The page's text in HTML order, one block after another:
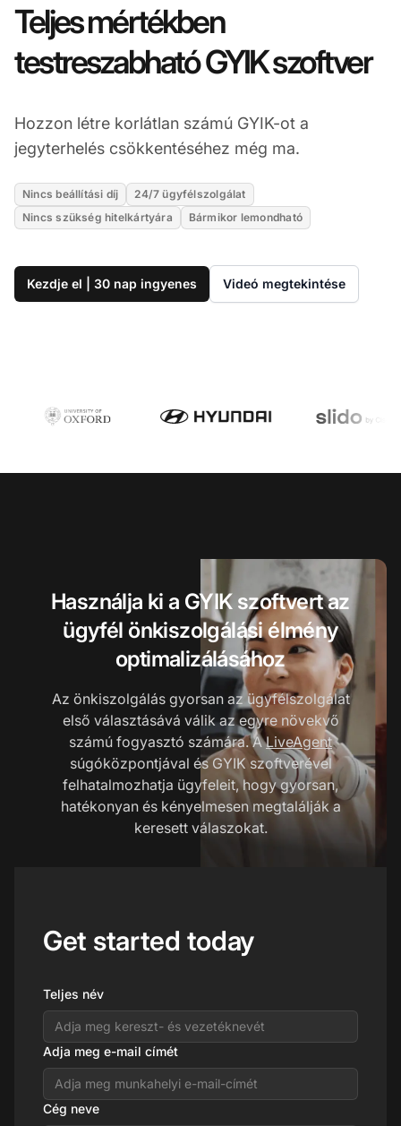
Teljes mértékben
testreszabható GYIK szoftver
Hozzon létre korlátlan számú GYIK-ot a
jegyterhelés csökkentéséhez még ma.
Nincs beállítási díj
24/7 ügyfélszolgálat
Nincs szükség hitelkártyára
Bármikor lemondható
Kezdje el | 30 nap ingyenes Videó megtekintése
Használja ki a GYIK szoftvert az
ügyfél önkiszolgálási élmény
optimalizálásához
Az önkiszolgálás gyorsan az ügyfélszolgálat
első választásává válik az egyre növekvő
számú fogyasztó számára. ALiveAgent
súgóközpontjával és GYIK szoftverével
felhatalmozhatja ügyfeleit, hogy gyorsan,
hatékonyan és kényelmesen megtalálják a
keresett válaszokat.
Get started today
Teljes név
Adja meg e-mail címét
Cég neve